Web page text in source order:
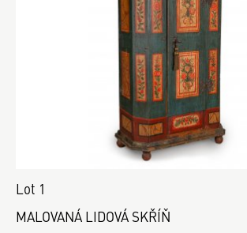
Lot 1
MALOVANÁ LIDOVÁ SKŘÍŇ